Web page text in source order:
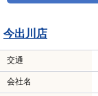
今出川店
交通
会社名